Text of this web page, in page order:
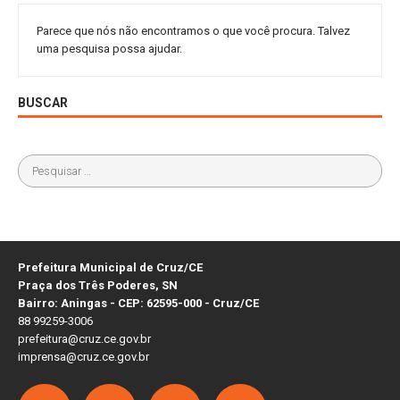
Parece que nós não encontramos o que você procura. Talvez
uma pesquisa possa ajudar.
BUSCAR
Prefeitura Municipal de Cruz/CE
Praça dos Três Poderes, SN
Bairro: Aningas - CEP: 62595-000 - Cruz/CE
88 99259-3006
prefeitura@cruz.ce.gov.br
imprensa@cruz.ce.gov.br